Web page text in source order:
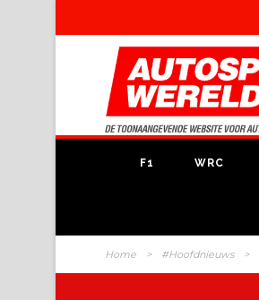
F1 WRC
Home > #Hoofdnieuws >